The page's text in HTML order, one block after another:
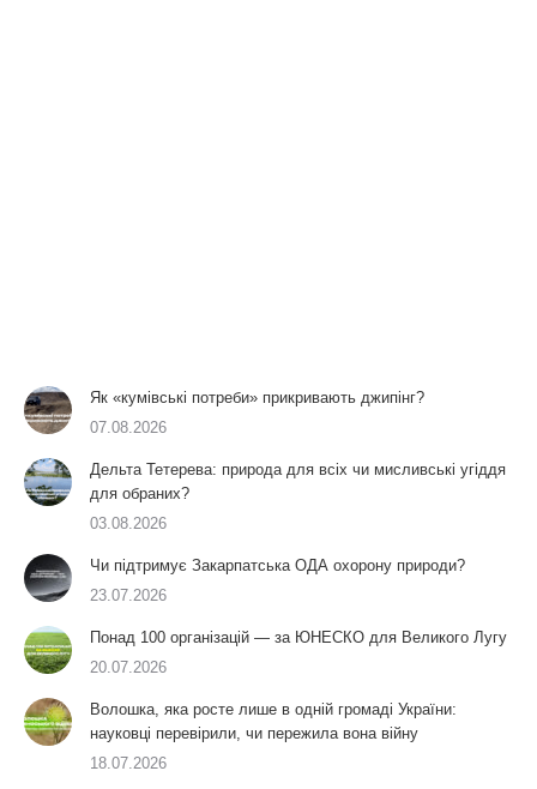
Як «кумівські потреби» прикривають джипінг?
07.08.2026
Дельта Тетерева: природа для всіх чи мисливські угіддя
для обраних?
03.08.2026
Чи підтримує Закарпатська ОДА охорону природи?
23.07.2026
Понад 100 організацій — за ЮНЕСКО для Великого Лугу
20.07.2026
Волошка, яка росте лише в одній громаді України:
науковці перевірили, чи пережила вона війну
18.07.2026